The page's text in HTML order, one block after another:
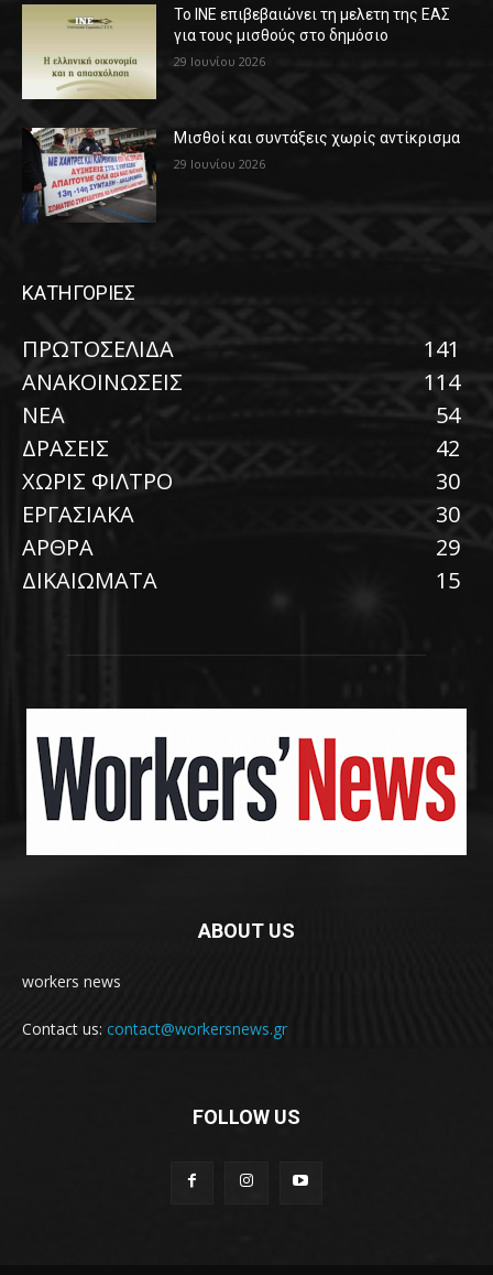
Το ΙΝΕ επιβεβαιώνει τη μελετη της ΕΑΣ
για τους μισθούς στο δημόσιο
29 Ιουνίου 2026
Μισθοί και συντάξεις χωρίς αντίκρισμα
29 Ιουνίου 2026
ΚΑΤΗΓΟΡΙΕΣ
ΠΡΩΤΟΣΕΛΙΔΑ
141
ΑΝΑΚΟΙΝΩΣΕΙΣ
114
ΝΕΑ
54
ΔΡΑΣΕΙΣ
42
ΧΩΡΙΣ ΦΙΛΤΡΟ
30
ΕΡΓΑΣΙΑΚΑ
30
ΑΡΘΡΑ
29
ΔΙΚΑΙΩΜΑΤΑ
15
ABOUT US
workers news
Contact us: contact@workersnews.gr
FOLLOW US